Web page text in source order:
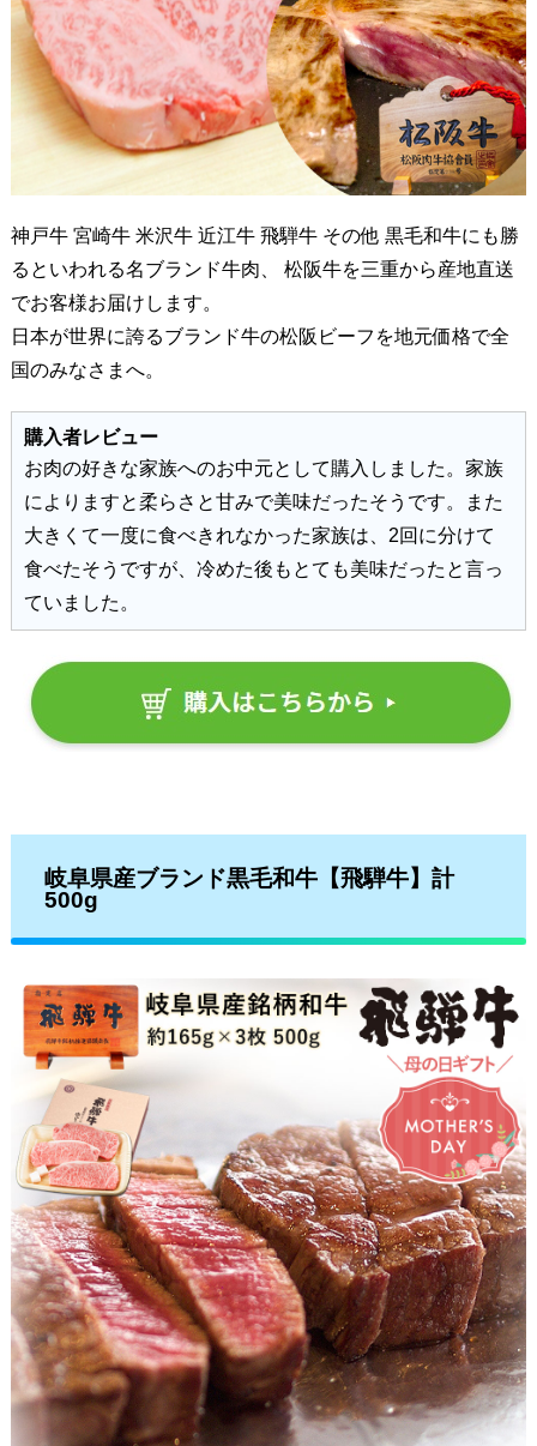
神戸牛 宮崎牛 米沢牛 近江牛 飛騨牛 その他 黒毛和牛にも勝
るといわれる名ブランド牛肉、 松阪牛を三重から産地直送
でお客様お届けします。
日本が世界に誇るブランド牛の松阪ビーフを地元価格で全
国のみなさまへ。
購入者レビュー
お肉の好きな家族へのお中元として購入しました。家族
によりますと柔らさと甘みで美味だったそうです。また
大きくて一度に食べきれなかった家族は、2回に分けて
食べたそうですが、冷めた後もとても美味だったと言っ
ていました。
岐阜県産ブランド黒毛和牛【飛騨牛】 計
500g